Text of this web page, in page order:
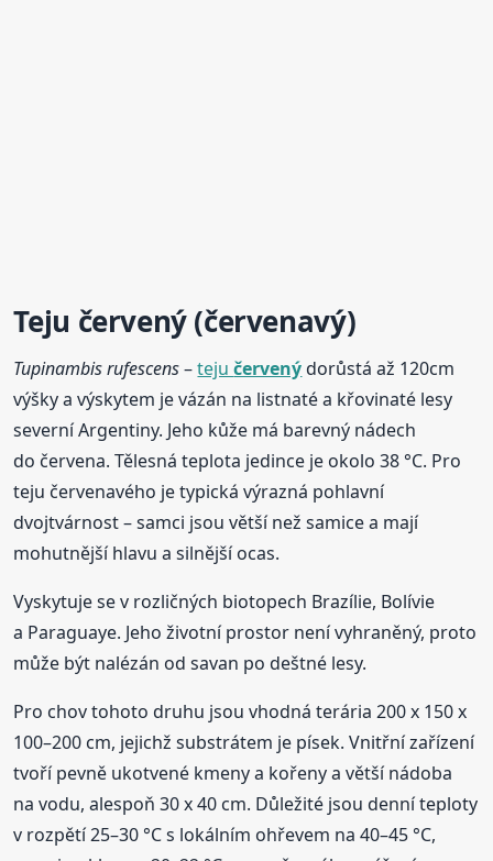
Teju červený(červenavý)
Tupinambis rufescens–tejučervenýdorůstá až 120cm
výšky a výskytem je vázán na listnaté a křovinaté lesy
severní Argentiny. Jeho kůže má barevný nádech
do červena. Tělesná teplota jedince je okolo 38 °C. Pro
teju červenavého je typická výrazná pohlavní
dvojtvárnost – samci jsou větší než samice a mají
mohutnější hlavu a silnější ocas.
Vyskytuje se v rozličných biotopech Brazílie, Bolívie
a Paraguaye. Jeho životní prostor není vyhraněný, proto
může být nalézán od savan po deštné lesy.
Pro chov tohoto druhu jsou vhodná terária 200 x 150 x
100–200 cm, jejichž substrátem je písek. Vnitřní zařízení
tvoří pevně ukotvené kmeny a kořeny a větší nádoba
na vodu, alespoň 30 x 40 cm. Důležité jsou denní teploty
v rozpětí 25–30 °C s lokálním ohřevem na 40–45 °C,